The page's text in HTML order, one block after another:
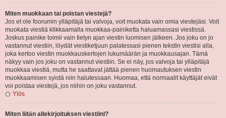
Miten muokkaan tai poistan viestejä?
Jos et ole foorumin ylläpitäjä tai valvoja, voit muokata vain omia viestejäsi. Voit
muokata viestiä klikkaamalla muokkaa-painiketta haluamassasi viestissä.
Joskus painike toimii vain tietyn ajan viestin luomisen jälkeen. Jos joku on jo
vastannut viestiin, löydät viestiketjuun palatessasi pienen tekstin viestisi alla,
joka kertoo viestin muokkauskertojen lukumäärän ja muokkausajan. Tämä
näkyy vain jos joku on vastannut viestiin. Se ei näy, jos valvoja tai ylläpitäjä
muokkaa viestiä, mutta he saattavat jättää pienen huomautuksen viestin
muokkaamisen syistä niin halutessaan. Huomaa, että normaalit käyttäjät eivät
voi poistaa viestejä, jos niihin on joku vastannut.
Ylös
Miten liitän allekirjoituksen viestiini?